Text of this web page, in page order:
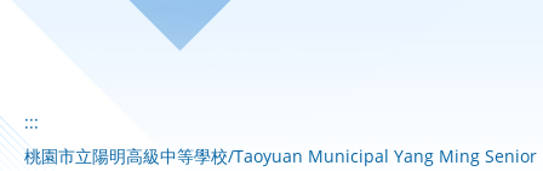
:::
桃園市立陽明高級中等學校/Taoyuan Municipal Yang Ming Senior